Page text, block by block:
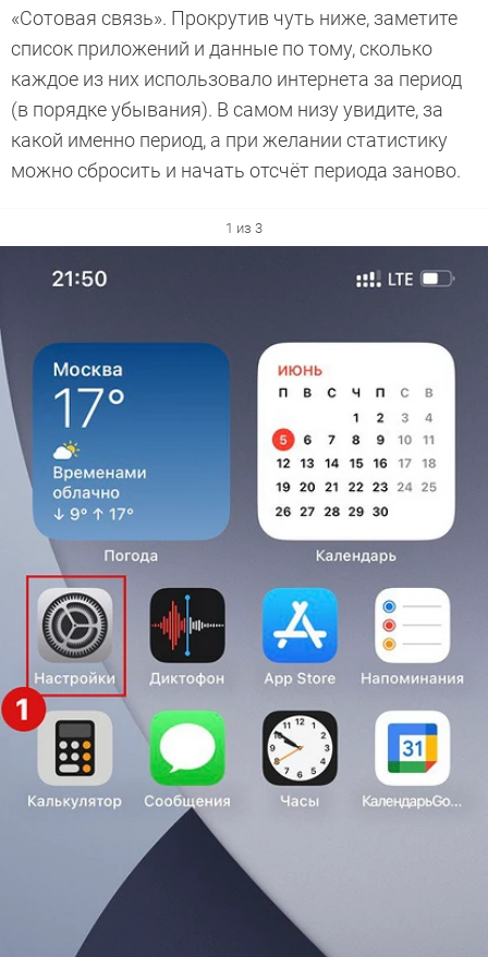
«Сотовая связь». Прокрутив чуть ниже, заметите
список приложений и данные по тому, сколько
каждое из них использовало интернета за период
(в порядке убывания). В самом низу увидите, за
какой именно период, а при желании статистику
можно сбросить и начать отсчёт периода заново.
1 из 3